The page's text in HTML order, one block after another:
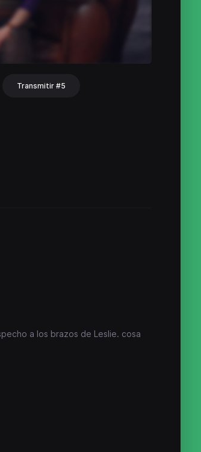
Transmitir #5
a los brazos de Leslie. cosa